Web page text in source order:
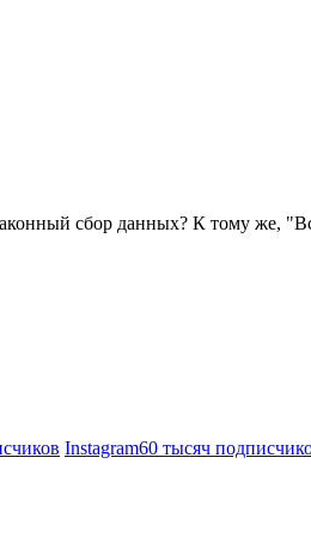
сбор данных? К тому же,
Instagram60 тысяч